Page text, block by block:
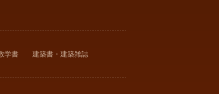
学書
建築書・建築雑誌